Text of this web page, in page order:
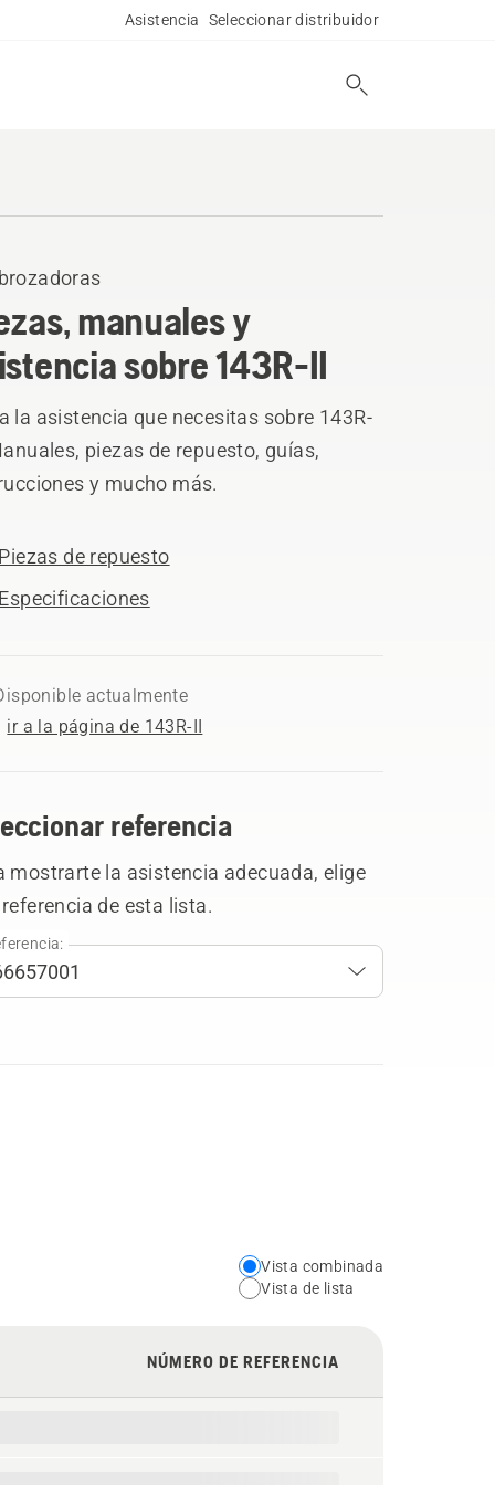
Asistencia Seleccionar distribuidor
manuales y
sobre 143R-II
la asistencia que necesitas sobre 143R-
piezas de repuesto, guías,
y mucho más.
Piezas de repuesto
Especificaciones
actualmente
ir a la página de 143R-II
referencia
mostrarte la asistencia adecuada, elige
de esta lista.
Choose
your
view
type
Vista combinada
Vista de lista
NÚMERO DE REFERENCIA